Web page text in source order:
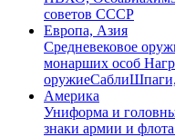
советов СССР
Европа, Азия
Средневековое
монарших особ
оружиеСабли
Америка
Униформа и
знаки армии и